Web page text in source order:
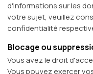
d'informations sur les
votre sujet, veuillez
confidentialité
Blocage ou
Vous avez le droit
Vous pouvez exercer